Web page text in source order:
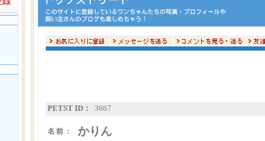
PETST ID： 3667
名前： かりん